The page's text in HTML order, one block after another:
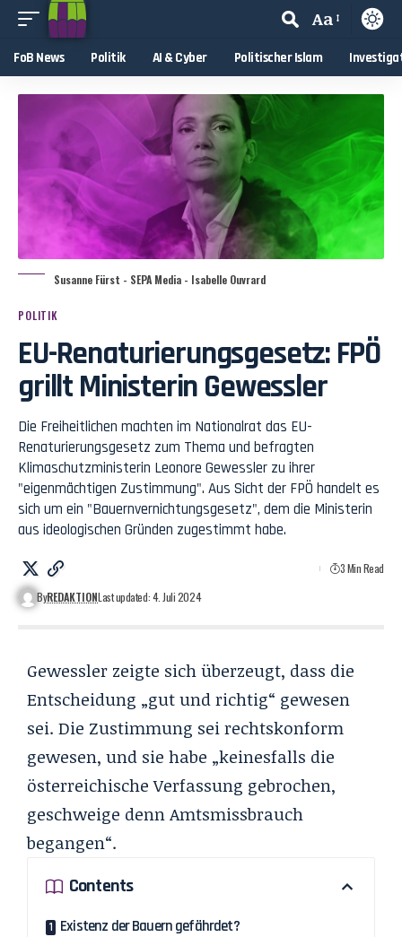
Aa
FoB News Politik AI & Cyber Politischer Islam
Susanne Fürst - SEPA Media - Isabelle Ouvrard
POLITIK
EU-Renaturierungsgesetz: FPÖ
grillt Ministerin Gewessler
Die Freiheitlichen machten im Nationalrat das EU-
Renaturierungsgesetz zum Thema und befragten
Klimaschutzministerin Leonore Gewessler zu ihrer
"eigenmächtigen Zustimmung". Aus Sicht der FPÖ handelt es
sich um ein "Bauernvernichtungsgesetz", dem die Ministerin
aus ideologischen Gründen zugestimmt habe.
ByREDAKTIONLast updated: 4. Juli 2024
3 Min Read
Gewessler zeigte sich überzeugt, dass die
Entscheidung „gut und richtig“ gewesen
sei. Die Zustimmung sei rechtskonform
gewesen, und sie habe „keinesfalls die
österreichische Verfassung gebrochen,
geschweige denn Amtsmissbrauch
begangen“.
Contents
Existenz der Bauern gefährdet?